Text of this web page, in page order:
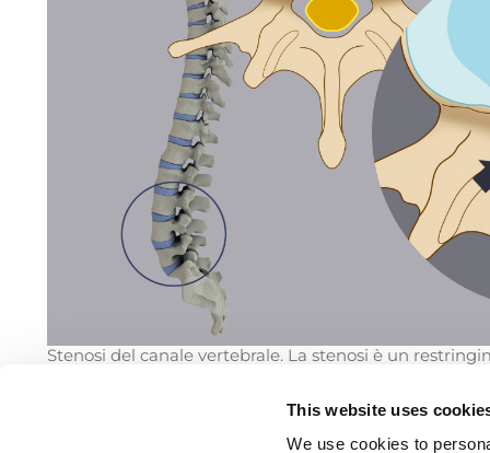
This website uses
We use cookies to
Stenosi del canale vertebrale. La stenosi è un